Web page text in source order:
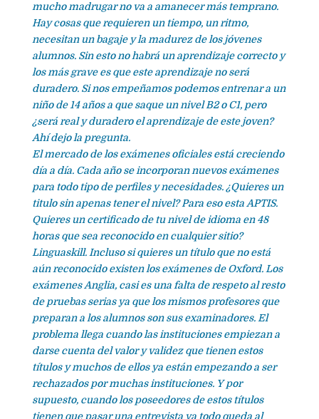
mucho madrugar no va a amanecer más temprano.
Hay cosas que requieren un tiempo, un ritmo,
necesitan un bagaje y la madurez de los jóvenes
alumnos. Sin esto no habrá un aprendizaje correcto y
los más grave es que este aprendizaje no será
duradero. Si nos empeñamos podemos entrenar a un
niño de 14 años a que saque un nivel B2 o C1, pero
¿será real y duradero el aprendizaje de este joven?
Ahí dejo la pregunta.
El mercado de los exámenes oficiales está creciendo
día a día. Cada año se incorporan nuevos exámenes
para todo tipo de perfiles y necesidades. ¿Quieres un
titulo sin apenas tener el nivel? Para eso esta APTIS.
Quieres un certificado de tu nivel de idioma en 48
horas que sea reconocido en cualquier sitio?
Linguaskill. Incluso si quieres un título que no está
aún reconocido existen los exámenes de Oxford. Los
exámenes Anglia, casi es una falta de respeto al resto
de pruebas serias ya que los mismos profesores que
preparan a los alumnos son sus examinadores. El
problema llega cuando las instituciones empiezan a
darse cuenta del valor y validez que tienen estos
títulos y muchos de ellos ya están empezando a ser
rechazados por muchas instituciones. Y por
supuesto, cuando los poseedores de estos títulos
tienen que pasar una entrevista ya todo queda al